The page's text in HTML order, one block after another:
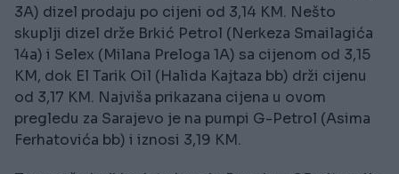
3A) dizel prodaju po cijeni od 3,14 KM. Nešto
skuplji dizel drže Brkić Petrol (Nerkeza Smailagića
14a) i Selex (Milana Preloga 1A) sa cijenom od 3,15
KM, dok El Tarik Oil (Halida Kajtaza bb) drži cijenu
od 3,17 KM. Najviša prikazana cijena u ovom
pregledu za Sarajevo je na pumpi G-Petrol (Asima
Ferhatovića bb) i iznosi 3,19 KM.